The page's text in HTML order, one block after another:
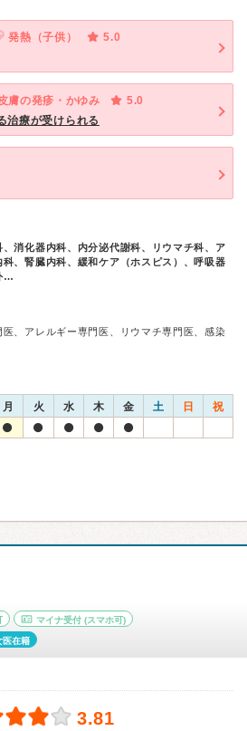
発熱（子供）
5.0
膚の発疹・かゆみ
5.0
治療が受けられる
消化器内科、内分泌代謝科、リウマチ科、ア
、腎臓内科、緩和ケア（ホスピス）、呼吸器
…
、アレルギー専門医、リウマチ専門医、感染
月 火 水 木 金 土 日 祝
マイナ受付 (スマホ可)
医在籍
3.81